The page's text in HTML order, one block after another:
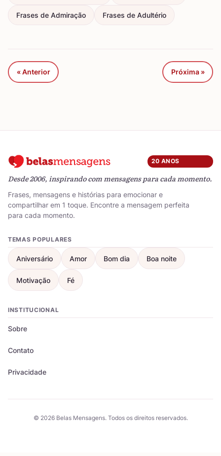
Frases de Admiração Frases de Adultério
« Anterior Próxima »
20 ANOS
Desde 2006, inspirando com mensagens para cada momento.
Frases, mensagens e histórias para emocionar e
compartilhar em 1 toque. Encontre a mensagem perfeita
para cada momento.
TEMAS POPULARES
Aniversário Amor Bom dia Boa noite
Motivação Fé
INSTITUCIONAL
Sobre
Contato
Privacidade
© 2026 Belas Mensagens. Todos os direitos reservados.